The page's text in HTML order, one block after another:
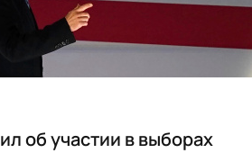
об участии в выборах